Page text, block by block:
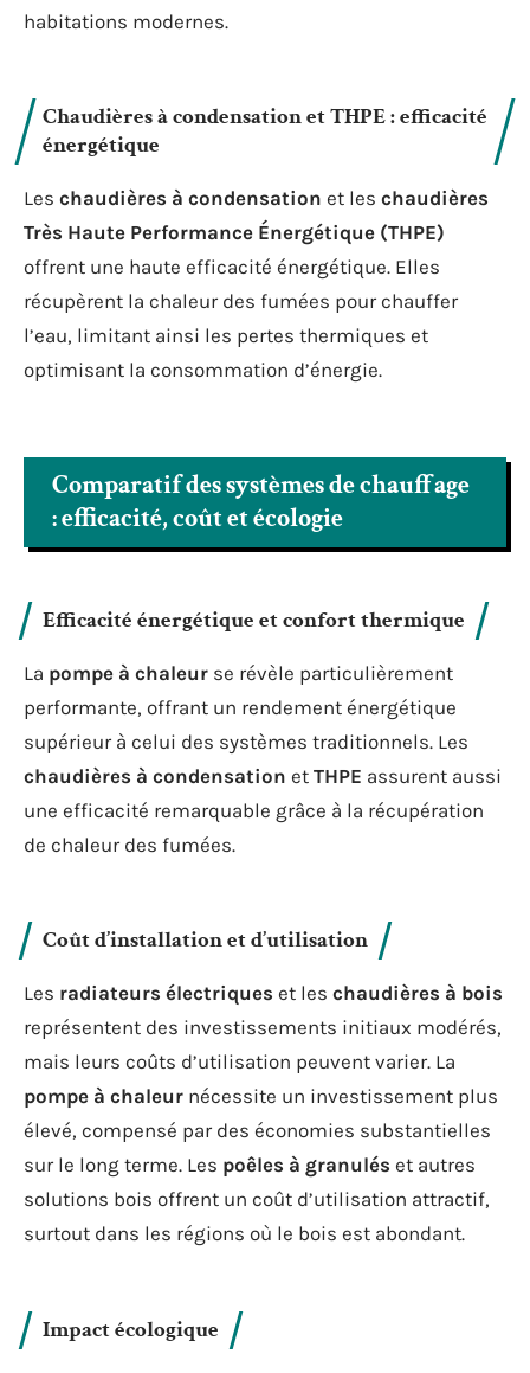
habitations modernes.
Chaudières à condensation et THPE : efficacité
énergétique
Les chaudières à condensation et les chaudières
Très Haute Performance Énergétique (THPE)
offrent une haute efficacité énergétique. Elles
récupèrent la chaleur des fumées pour chauffer
l’eau, limitant ainsi les pertes thermiques et
optimisant la consommation d’énergie.
Comparatif des systèmes de chauffage
: efficacité, coût et écologie
Efficacité énergétique et confort thermique
La pompe à chaleur se révèle particulièrement
performante, offrant un rendement énergétique
supérieur à celui des systèmes traditionnels. Les
chaudières à condensation et THPE assurent aussi
une efficacité remarquable grâce à la récupération
de chaleur des fumées.
Coût d’installation et d’utilisation
Les radiateurs électriques et les chaudières à bois
représentent des investissements initiaux modérés,
mais leurs coûts d’utilisation peuvent varier. La
pompe à chaleur nécessite un investissement plus
élevé, compensé par des économies substantielles
sur le long terme. Les poêles à granulés et autres
solutions bois offrent un coût d’utilisation attractif,
surtout dans les régions où le bois est abondant.
Impact écologique